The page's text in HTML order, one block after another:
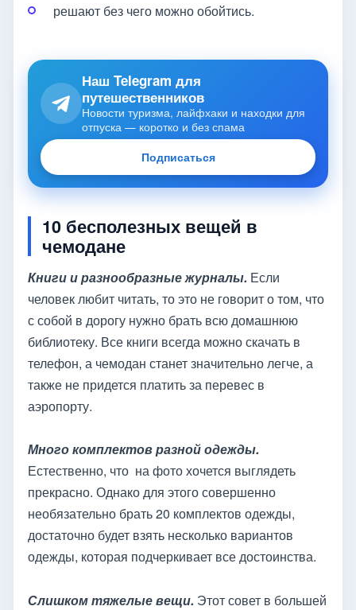
решают без чего можно обойтись.
Наш Telegram для
путешественников
Новости туризма, лайфхаки и находки для
отпуска — коротко и без спама
Подписаться
10 бесполезных вещей в
чемодане
Книги и разнообразные журналы. Если
человек любит читать, то это не говорит о том, что
с собой в дорогу нужно брать всю домашнюю
библиотеку. Все книги всегда можно скачать в
телефон, а чемодан станет значительно легче, а
также не придется платить за перевес в
аэропорту.
Много комплектов разной одежды.
Естественно, что на фото хочется выглядеть
прекрасно. Однако для этого совершенно
необязательно брать 20 комплектов одежды,
достаточно будет взять несколько вариантов
одежды, которая подчеркивает все достоинства.
Слишком тяжелые вещи. Этот совет в большей